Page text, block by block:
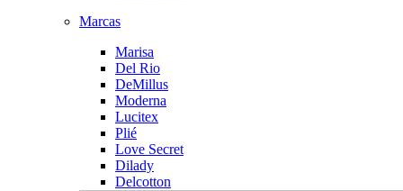
Marcas
Marisa
Del Rio
DeMillus
Moderna
Lucitex
Plié
Love Secret
Dilady
Delcotton